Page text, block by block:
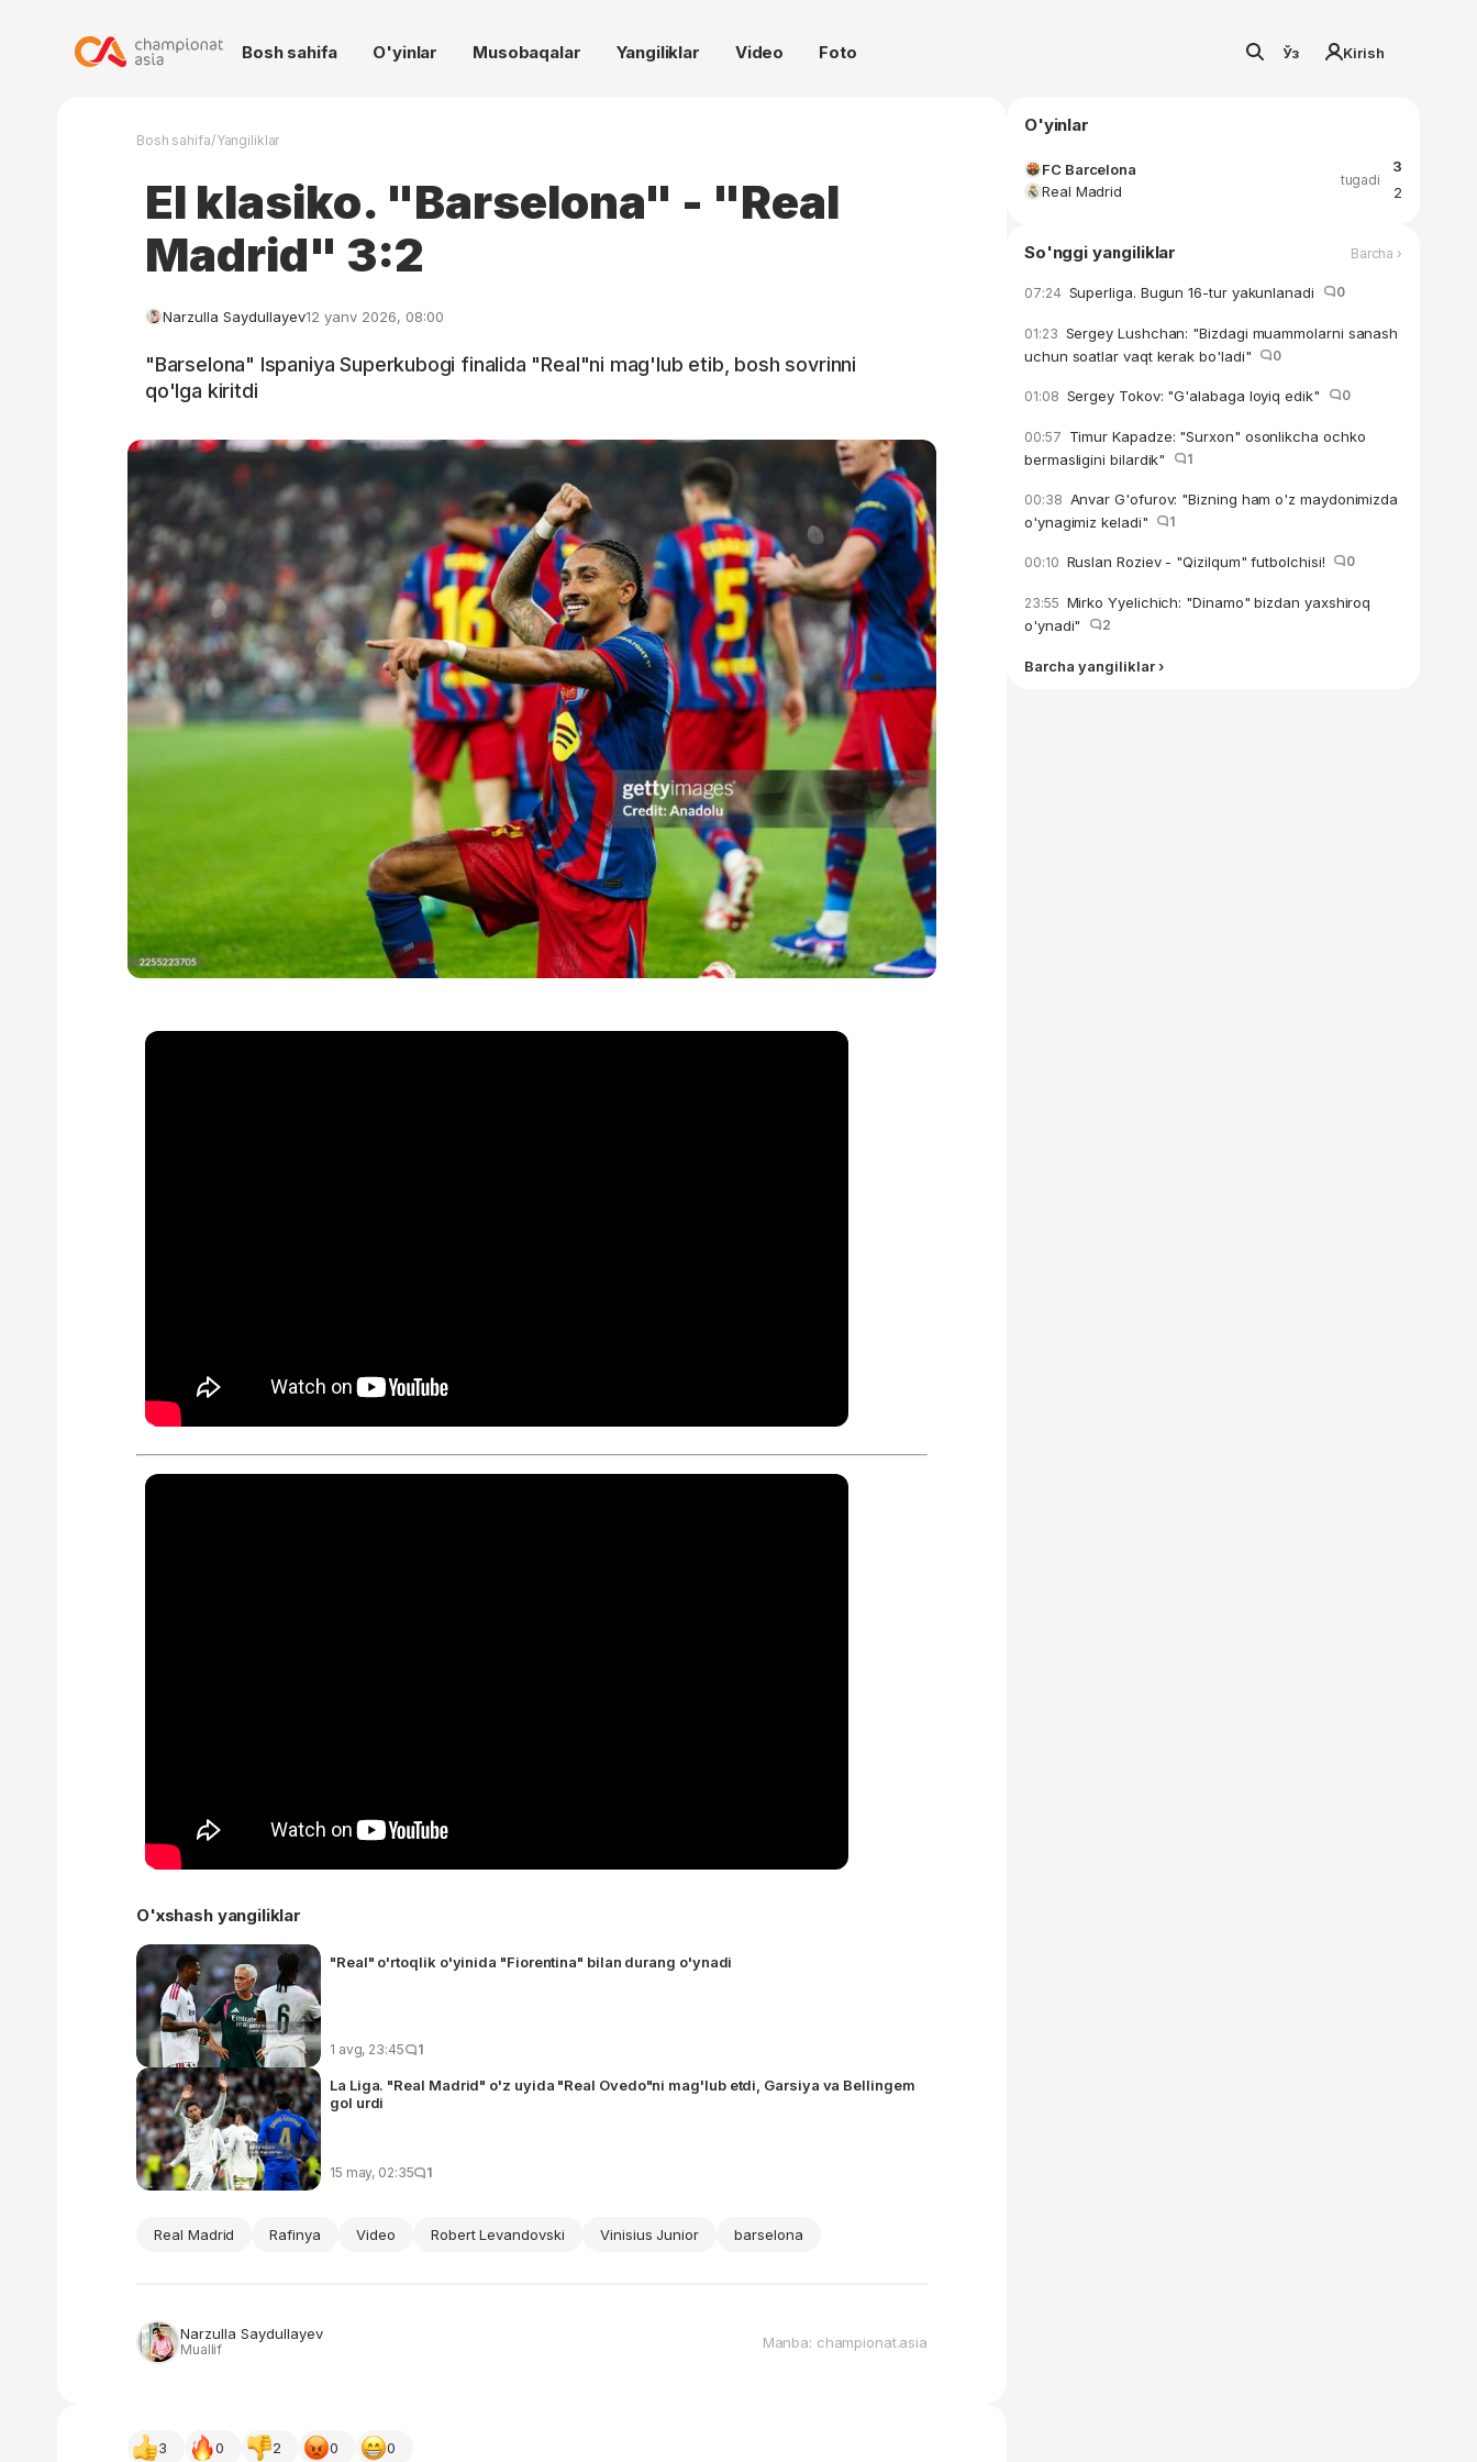
Bosh sahifa O'yinlar Musobaqalar Yangiliklar Video Foto Ўз Kirish
Bosh sahifa/Yangiliklar
El klasiko. "Barselona" - "Real
Madrid" 3:2
Narzulla Saydullayev12 yanv 2026, 08:00
"Barselona" Ispaniya Superkubogi finalida "Real"ni mag'lub etib, bosh sovrinni
qo'lga kiritdi
O'xshash yangiliklar
"Real" o'rtoqlik o'yinida "Fiorentina" bilan durang o'ynadi
1 avg, 23:45 1
La Liga. "Real Madrid" o'z uyida "Real Ovedo"ni mag'lub etdi, Garsiya va Bellingem
gol urdi
15 may, 02:35 1
Real Madrid Rafinya Video Robert Levandovski Vinisius Junior barselona
Narzulla Saydullayev
Muallif Manba: championat.asia
3 0 2 0 0
O'yinlar
FC Barcelona
Real Madrid
tugadi
3
2
So'nggi yangiliklar Barcha ›
07:24 Superliga. Bugun 16-tur yakunlanadi 0
01:23 Sergey Lushchan: "Bizdagi muammolarni sanash
uchun soatlar vaqt kerak bo'ladi"
0
01:08 Sergey Tokov: "G'alabaga loyiq edik" 0
00:57 Timur Kapadze: "Surxon" osonlikcha ochko
bermasligini bilardik"
1
00:38 Anvar G'ofurov: "Bizning ham o'z maydonimizda
o'ynagimiz keladi"
1
00:10 Ruslan Roziev - "Qizilqum" futbolchisi! 0
23:55 Mirko Yyelichich: "Dinamo" bizdan yaxshiroq
o'ynadi"
2
Barcha yangiliklar ›